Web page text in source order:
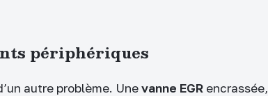
périphériques
autre problème. Unevanne EGR encrassée,